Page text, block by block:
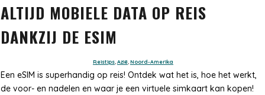
ALTIJD MOBIELE DATA OP REIS
DANKZIJ DE ESIM
Reistips,Azië,Noord-Amerika
Een eSIM is superhandig op reis! Ontdek wat het is, hoe het werkt,
de voor- en nadelen en waar je een virtuele simkaart kan kopen!